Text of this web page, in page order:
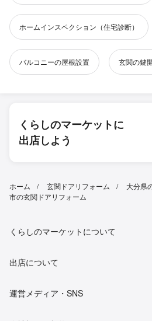
ホームインスペクション（住宅診断）
バルコニーの屋根設置 玄関の鍵
くらしのマーケットに
出店しよう
ホーム 玄関ドアリフォーム 大分県
市の玄関ドアリフォーム
くらしのマーケットについて
出店について
運営メディア・SNS